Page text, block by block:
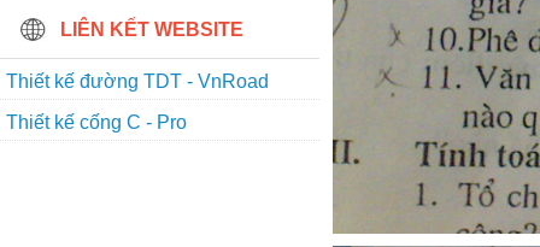
LIÊN KẾT WEBSITE
Thiết kế đường TDT - VnRoad
Thiết kế cống C - Pro